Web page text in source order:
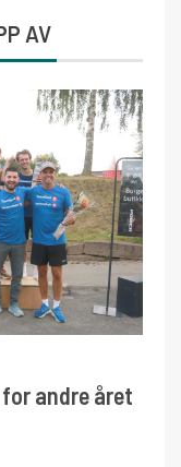
AV
andre året